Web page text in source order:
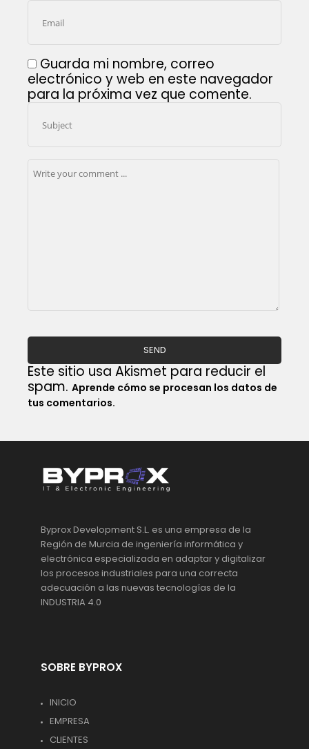
Guarda mi nombre, correo
electrónico y web en este navegador
para la próxima vez que comente.
Este sitio usa Akismet para reducir el
spam. Aprende cómo se procesan los datos de
tus comentarios.
Byprox Development S.L. es una empresa de la
Región de Murcia de ingeniería informática y
electrónica especializada en adaptar y digitalizar
los procesos industriales para una correcta
adecuación a las nuevas tecnologías de la
INDUSTRIA 4.0
SOBRE BYPROX
INICIO
EMPRESA
CLIENTES